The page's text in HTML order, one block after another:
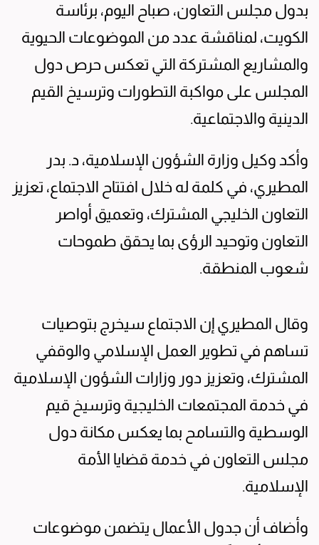
بدول مجلس التعاون، صباح اليوم، برئاسة
الكويت، لمناقشة عدد من الموضوعات الحيوية
والمشاريع المشتركة التي تعكس حرص دول
المجلس على مواكبة التطورات وترسيخ القيم
الدينية والاجتماعية.
وأكد وكيل وزارة الشؤون الإسلامية، د. بدر
المطيري، في كلمة له خلال افتتاح الاجتماع، تعزيز
التعاون الخليجي المشترك، وتعميق أواصر
التعاون وتوحيد الرؤى بما يحقق طموحات
شعوب المنطقة.
وقال المطيري إن الاجتماع سيخرج بتوصيات
تساهم في تطوير العمل الإسلامي والوقفي
المشترك، وتعزيز دور وزارات الشؤون الإسلامية
في خدمة المجتمعات الخليجية وترسيخ قيم
الوسطية والتسامح بما يعكس مكانة دول
مجلس التعاون في خدمة قضايا الأمة
الإسلامية.
وأضاف أن جدول الأعمال يتضمن موضوعات